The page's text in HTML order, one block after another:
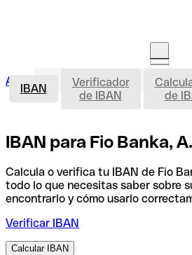
Acceso clientesAbrir cuenta IBAN
IBAN
Verificador
de IBAN
de
IBAN para Fio Banka,
Calcula o verifica tu IBAN de Fio
todo lo que necesitas saber sobre
encontrarlo y cómo usarlo
Verificar IBAN
Calcular IBAN